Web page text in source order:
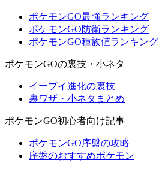
ポケモンGO最強ランキング
ポケモンGO防衛ランキング
ポケモンGO種族値ランキング
ポケモンGOの裏技・小ネタ
イーブイ進化の裏技
裏ワザ・小ネタまとめ
ポケモンGO初心者向け記事
ポケモンGO序盤の攻略
序盤のおすすめポケモン